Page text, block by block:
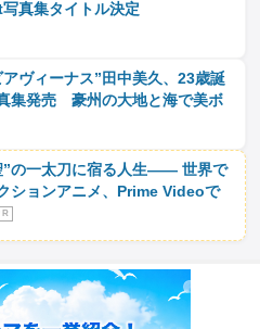
真集タイトル決定
ヴィーナス”田中美久、23歳誕
集発売 豪州の大地と海で美ボ
”の一太刀に宿る人生―― 世界で
ションアニメ、Prime Videoで
R